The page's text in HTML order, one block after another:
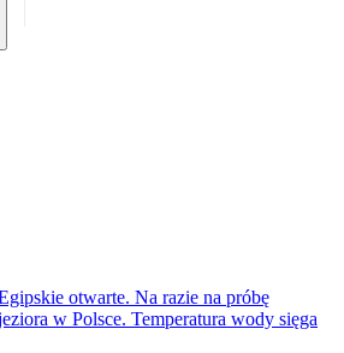
otwarte. Na razie na próbę
w Polsce. Temperatura wody sięga